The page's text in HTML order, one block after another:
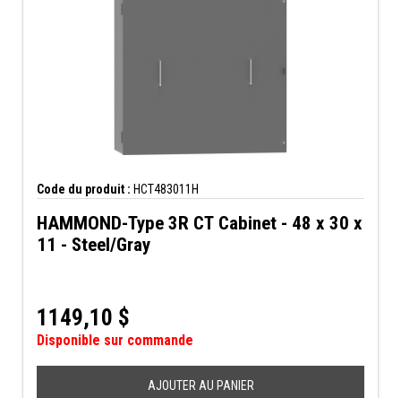
Code du produit : HCT483011H
HAMMOND-Type 3R CT Cabinet - 48 x 30 x
11 - Steel/Gray
1149,10 $
Disponible sur commande
AJOUTER AU PANIER